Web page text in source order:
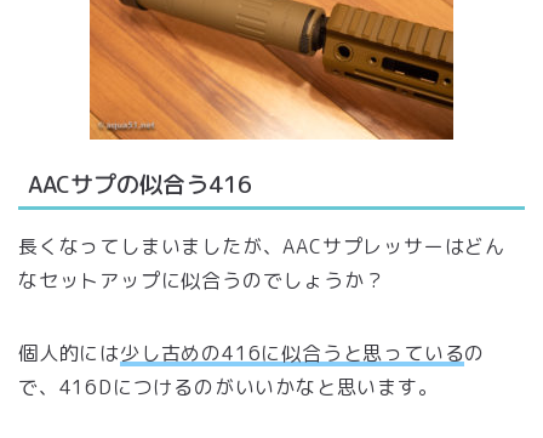
AACサプの似合う416
長くなってしまいましたが、AACサプレッサーはどん
なセットアップに似合うのでしょうか？
個人的には少し古めの416に似合うと思っているの
で、416Dにつけるのがいいかなと思います。